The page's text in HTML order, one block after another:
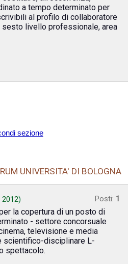
a tempo determinato per
al profilo di collaboratore
livello professionale, area
sezione
UNIVERSITA' DI BOLOGNA
2012) Posti: 1
la copertura di un posto di
- settore concorsuale
televisione e media
scientifico-disciplinare L-
spettacolo.